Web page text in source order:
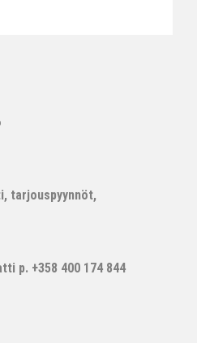
tarjouspyynnöt,
p. +358 400 174 844